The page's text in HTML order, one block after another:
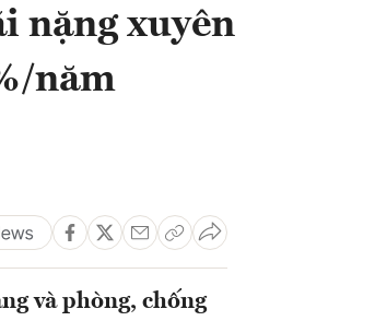
nặng xuyên
năm
và phòng, chống